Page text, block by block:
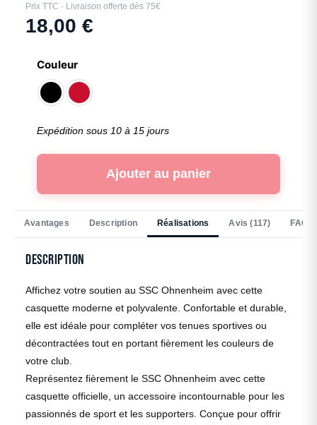
Prix TTC · Livraison offerte dès 75€
18,00 €
Couleur
Expédition sous 10 à 15 jours
Ajouter au panier
Avantages Description Réalisations Avis (117) FAQ
Description
Affichez votre soutien au SSC Ohnenheim avec cette
casquette moderne et polyvalente. Confortable et durable,
elle est idéale pour compléter vos tenues sportives ou
décontractées tout en portant fièrement les couleurs de
votre club.
Représentez fièrement le SSC Ohnenheim avec cette
casquette officielle, un accessoire incontournable pour les
passionnés de sport et les supporters. Conçue pour offrir